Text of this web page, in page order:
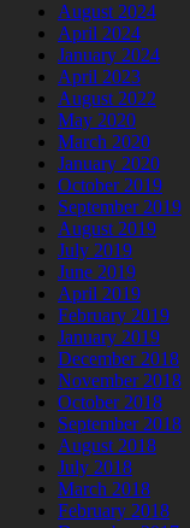
August 2024
April 2024
January 2024
April 2023
August 2022
May 2020
March 2020
January 2020
October 2019
September 2019
August 2019
July 2019
June 2019
April 2019
February 2019
January 2019
December 2018
November 2018
October 2018
September 2018
August 2018
July 2018
March 2018
February 2018